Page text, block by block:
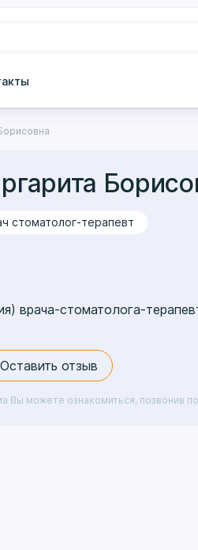
стоматолог-терапевт
врача-стоматолога-
Оставить отзыв
Вы можете ознакомиться, позвонив